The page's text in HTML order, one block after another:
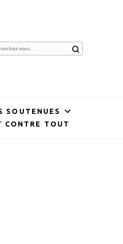
SOUTENUES
CONTRE TOUT